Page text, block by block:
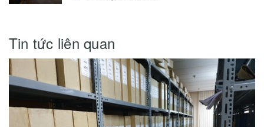
Tin tức liên quan